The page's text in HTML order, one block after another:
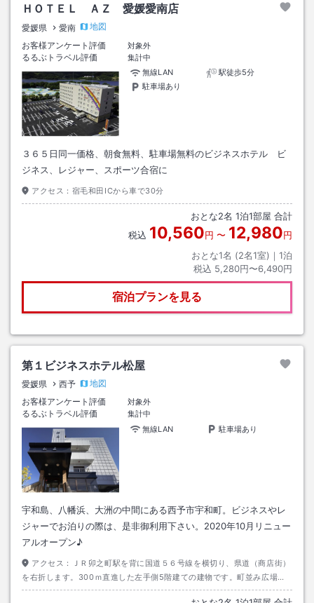
ＨＯＴＥＬ ＡＺ 愛媛愛南店
愛媛県 愛南
地図
お客様アンケート評価
対象外
るるぶトラベル評価
集計中
無線LAN
駅徒歩5分
駐車場あり
３６５日同一価格、朝食無料、駐車場無料のビジネスホテル ビ
ジネス、レジャー、スポーツ合宿に
アクセス： 宿毛和田ICから車で30分
おとな2名 1泊1部屋 合計
税込 10,560円 〜 12,980円
おとな1名 (2名1室)｜ 1泊
税込 5,280円〜6,490円
宿泊プランを見る
第１ビジネスホテル松屋
愛媛県 西予
地図
お客様アンケート評価
対象外
るるぶトラベル評価
集計中
無線LAN
駐車場あり
宇和島、八幡浜、大洲の中間にある西予市宇和町。ビジネスやレ
ジャーでお泊りの際は、是非御利用下さい。2020年10月リニュー
アルオープン♪
アクセス：
ＪＲ卯之町駅を背に国道５６号線を横切り、県道（商店街）
を右折します。300ｍ直進した左手側5階建ての建物です。町並み広場横
にあります。